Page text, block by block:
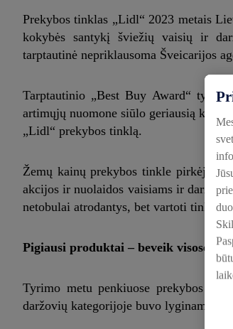
Prekybos tinklas „Lidl“ 2023 metais
kokybės santykį šviežių vaisių ir
tarptautinė nepriklausoma Šveicarijos
Tarptautinio „Best Buy Award“
artimųjų nuomone siūlo geriausią
„Lidl“ prekybos tinklą.
Žemų kainų prekybos tinkle pirkėjai
akcijos ir nuolaidos vaisiams ir
netobulai atrodantys, bet vartoti
Pigiausi produktai – beveik visose
Tyrimo metu penkiuose prekybos
daržovių kategorijoje buvo lyginama,